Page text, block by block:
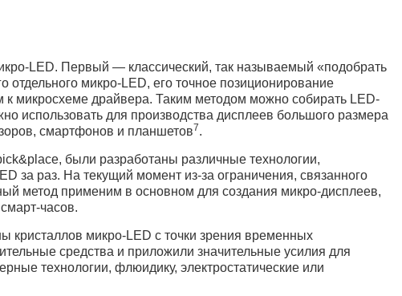
LED. Первый — классический, так называемый «подобрать
отдельного микро-LED, его точное позиционирование
микросхеме драйвера. Таким методом можно собирать LED-
использовать для производства дисплеев большого размера
смартфонов и планшетов7.
были разработаны различные технологии,
за раз. На текущий момент из-за ограничения, связанного
метод применим в основном для создания микро-дисплеев,
часов.
кристаллов микро-LED с точки зрения временных
средства и приложили значительные усилия для
технологии, флюидику, электростатические или